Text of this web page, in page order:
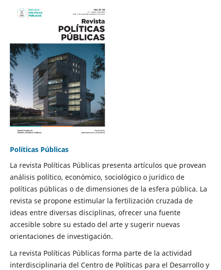
Políticas Públicas
La revista Políticas Públicas presenta artículos que provean
análisis político, económico, sociológico o jurídico de
políticas públicas o de dimensiones de la esfera pública. La
revista se propone estimular la fertilización cruzada de
ideas entre diversas disciplinas, ofrecer una fuente
accesible sobre su estado del arte y sugerir nuevas
orientaciones de investigación.
La revista Políticas Públicas forma parte de la actividad
interdisciplinaria del Centro de Políticas para el Desarrollo y